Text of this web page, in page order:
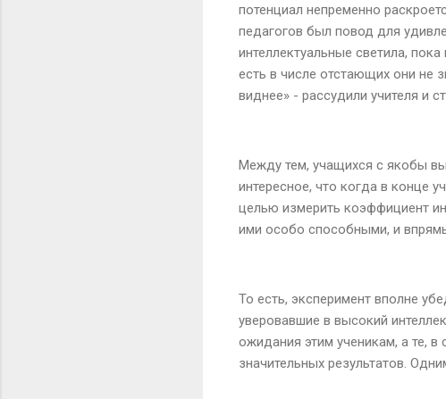
потенциал непременно
педагогов был повод для
интеллектуальные светила,
есть в числе отстающих они не
виднее» - рассудили учителя и
Между тем, учащихся с якобы
интересное, что когда в конце
целью измерить коэффициент
ими особо способными, и
То есть, эксперимент вполне
уверовавшие в высокий
ожидания этим ученикам, а те,
значительных результатов.